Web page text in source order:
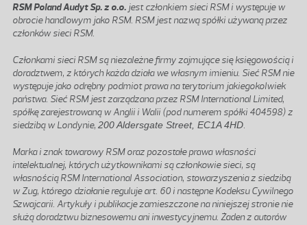
RSM Poland Audyt Sp. z o.o. jest członkiem sieci RSM i występuje w
obrocie handlowym jako RSM. RSM jest nazwą spółki używaną przez
członków sieci RSM.
Członkami sieci RSM są niezależne firmy zajmujące się księgowością i
doradztwem, z których każda działa we własnym imieniu. Sieć RSM nie
występuje jako odrębny podmiot prawa na terytorium jakiegokolwiek
państwa. Sieć RSM jest zarządzana przez RSM International Limited,
spółkę zarejestrowaną w Anglii i Walii (pod numerem spółki 404598) z
siedzibą w Londynie, 200 Aldersgate Street, EC1A 4HD.
Marka i znak towarowy RSM oraz pozostałe prawa własności
intelektualnej, których użytkownikami są członkowie sieci, są
własnością RSM International Association, stowarzyszenia z siedzibą
w Zug, którego działanie reguluje art. 60 i następne Kodeksu Cywilnego
Szwajcarii. Artykuły i publikacje zamieszczone na niniejszej stronie nie
służą doradztwu biznesowemu ani inwestycyjnemu. Żaden z autorów